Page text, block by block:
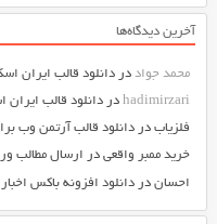
آخرین دیدگاه‌ها
محمد جواددر دانلود قالب ایران
hadimirzariدر دانلود قالب
فلزیابدر دانلود قالب آرتمن وب
خرید ممبر واقعیدر ارسال مطالب
احساندر دانلود افزونه باکس اخبار Znews برای وردپرس